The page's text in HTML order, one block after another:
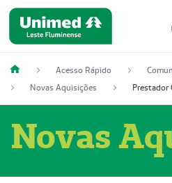
Acesso Rápido
Novas Aquisições
Novas